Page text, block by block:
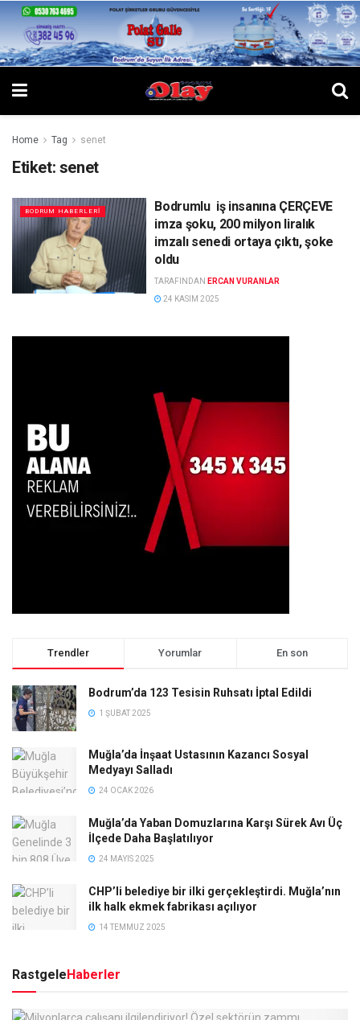
Home Tag senet
Etiket: senet
BODRUM HABERLERI
Bodrumlu iş insanına ÇERÇEVE
imza şoku, 200 milyon liralık
imzalı senedi ortaya çıktı, şoke
oldu
TARAFINDAN ERCAN VURANLAR
24 KASIM 2025
Trendler Yorumlar En son
Bodrum’da 123 Tesisin Ruhsatı İptal Edildi
1 ŞUBAT 2025
Muğla’da İnşaat Ustasının Kazancı Sosyal
Medyayı Salladı
24 OCAK 2026
Muğla’da Yaban Domuzlarına Karşı Sürek Avı Üç
İlçede Daha Başlatılıyor
24 MAYIS 2025
CHP’li belediye bir ilki gerçekleştirdi. Muğla’nın
ilk halk ekmek fabrikası açılıyor
14 TEMMUZ 2025
RastgeleHaberler